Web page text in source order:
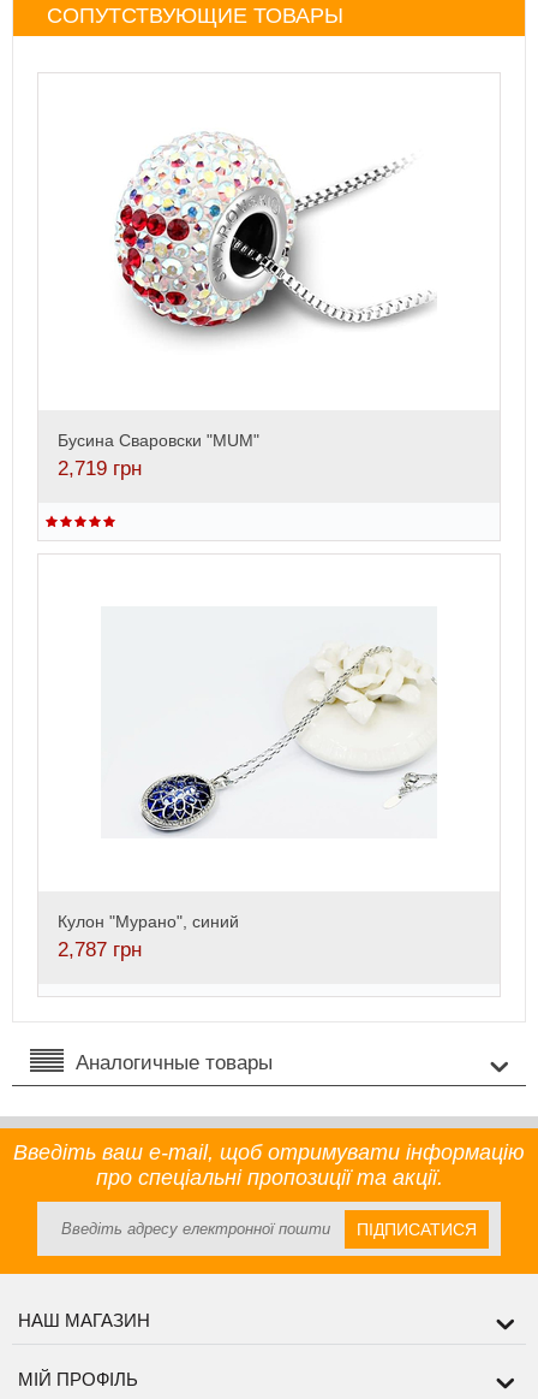
СОПУТСТВУЮЩИЕ ТОВАРЫ
Бусина Сваровски "MUM"
2,719 грн
Кулон "Мурано", синий
2,787 грн
Аналогичные товары
Введіть ваш e-mail, щоб отримувати інформацію
про спеціальні пропозиції та акції.
ПІДПИСАТИСЯ
НАШ МАГАЗИН
МІЙ ПРОФІЛЬ